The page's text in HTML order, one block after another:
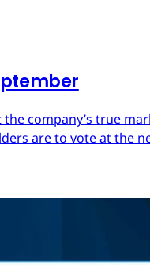
company’s true
are to vote at the